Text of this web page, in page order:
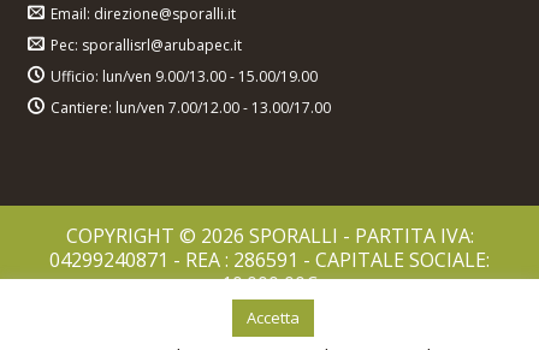
Email: direzione@sporalli.it
Pec: sporallisrl@arubapec.it
Ufficio: lun/ven 9.00/13.00 - 15.00/19.00
Cantiere: lun/ven 7.00/12.00 - 13.00/17.00
COPYRIGHT © 2026 SPORALLI - PARTITA IVA:
04299240871 - REA : 286591 - CAPITALE SOCIALE:
10.000,00€
Accetta